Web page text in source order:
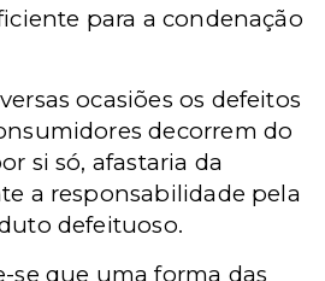
para a condenação
ocasiões os defeitos
decorrem do
si só, afastaria da
a responsabilidade pela
defeituoso.
se que uma forma das